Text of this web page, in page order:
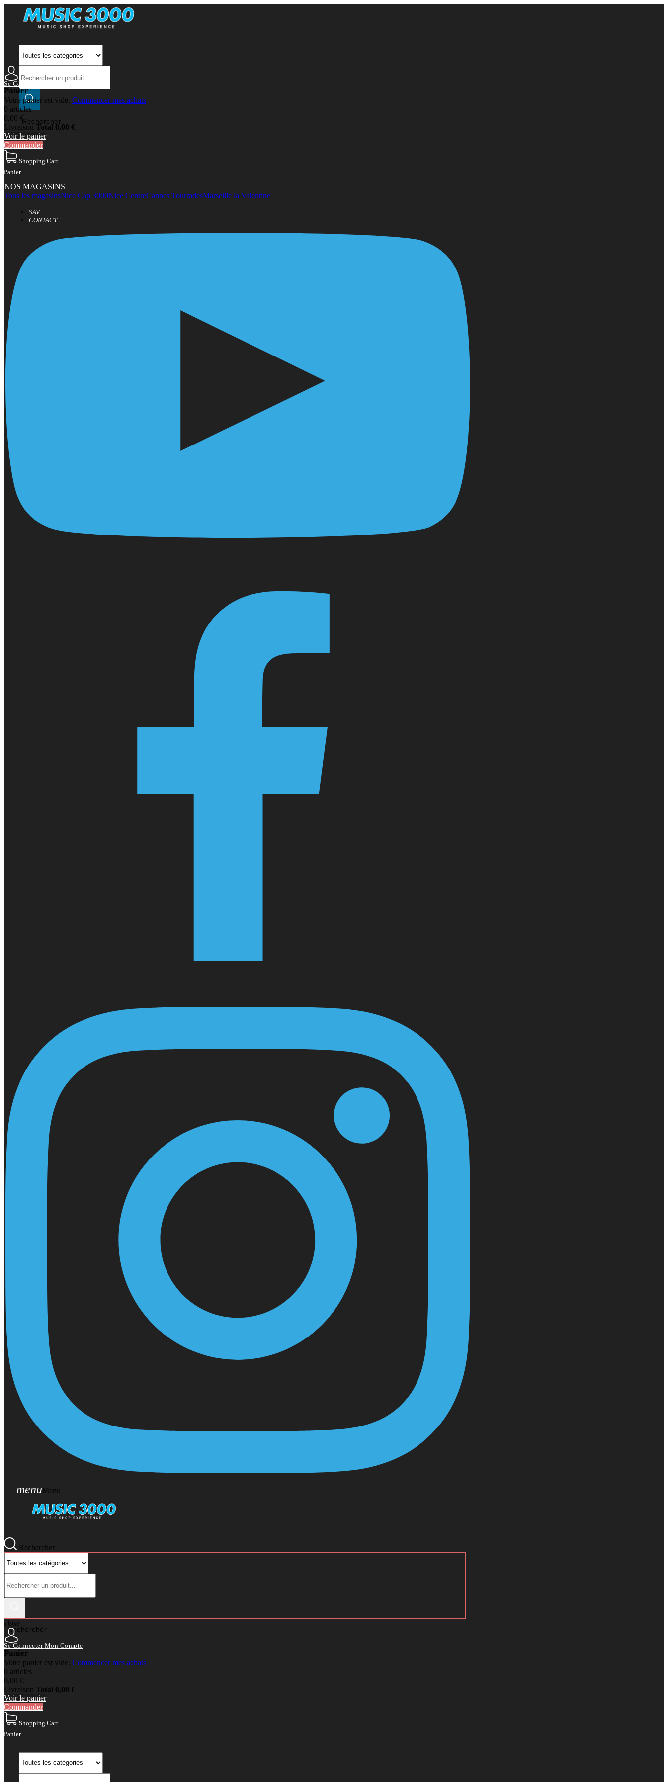
Rechercher
Se Connecter Mon Compte
Panier
Votre panier est vide. Commencer mes achats
0 articles
0,00 €
Livraison Total 0,00 €
Voir le panier
Commander
Shopping Cart
Panier
NOS MAGASINS
Tous les magasinsNice Cap 3000Nice CentreCannes TourradesMarseille la Valentine
SAV
CONTACT
menuMenu
Rechercher
Rechercher
close
Se Connecter Mon Compte
Panier
Votre panier est vide. Commencer mes achats
0 articles
0,00 €
Livraison Total 0,00 €
Voir le panier
Commander
Shopping Cart
Panier